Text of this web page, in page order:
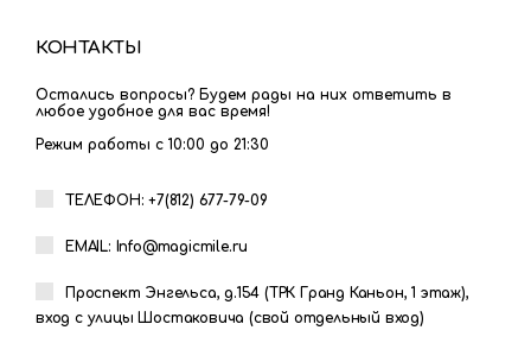
КОНТАКТЫ
Остались вопросы? Будем рады на них ответить в
любое удобное для вас время!
Режим работы с 10:00 до 21:30
ТЕЛЕФОН: +7(812) 677-79-09
EMAIL: Info@magicmile.ru
Проспект Энгельса, д.154 (ТРК Гранд Каньон, 1 этаж),
вход с улицы Шостаковича (свой отдельный вход)